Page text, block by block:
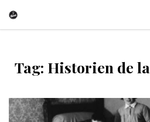
Tag: Historien de